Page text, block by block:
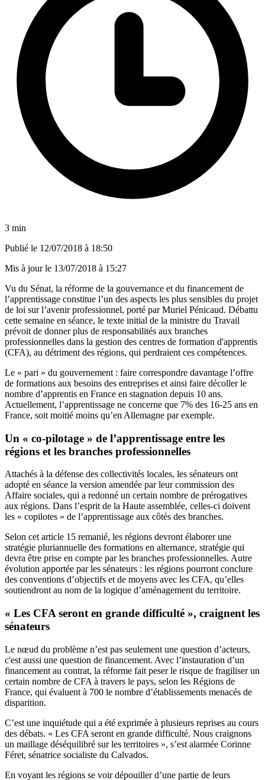
3 min
Publié le 12/07/2018 à 18:50
Mis à jour le 13/07/2018 à 15:27
Vu du Sénat, la réforme de la gouvernance et du financement de
l’apprentissage constitue l’un des aspects les plus sensibles du projet
de loi sur l’avenir professionnel, porté par Muriel Pénicaud. Débattu
cette semaine en séance, le texte initial de la ministre du Travail
prévoit de donner plus de responsabilités aux branches
professionnelles dans la gestion des centres de formation d'apprentis
(CFA), au détriment des régions, qui perdraient ces compétences.
Le « pari » du gouvernement : faire correspondre davantage l’offre
de formations aux besoins des entreprises et ainsi faire décoller le
nombre d’apprentis en France en stagnation depuis 10 ans.
Actuellement, l’apprentissage ne concerne que 7% des 16-25 ans en
France, soit moitié moins qu’en Allemagne par exemple.
Un « co-pilotage » de l’apprentissage entre les
régions et les branches professionnelles
Attachés à la défense des collectivités locales, les sénateurs ont
adopté en séance la version amendée par leur commission des
Affaire sociales, qui a redonné un certain nombre de prérogatives
aux régions. Dans l’esprit de la Haute assemblée, celles-ci doivent
les « copilotes » de l’apprentissage aux côtés des branches.
Selon cet article 15 remanié, les régions devront élaborer une
stratégie pluriannuelle des formations en alternance, stratégie qui
devra être prise en compte par les branches professionnelles. Autre
évolution apportée par les sénateurs : les régions pourront conclure
des conventions d’objectifs et de moyens avec les CFA, qu’elles
soutiendront au nom de la logique d’aménagement du territoire.
« Les CFA seront en grande difficulté », craignent les
sénateurs
Le nœud du problème n’est pas seulement une question d’acteurs,
c'est aussi une question de financement. Avec l’instauration d’un
financement au contrat, la réforme fait peser le risque de fragiliser un
certain nombre de CFA à travers le pays, selon les Régions de
France, qui évaluent à 700 le nombre d’établissements menacés de
disparition.
C’est une inquiétude qui a été exprimée à plusieurs reprises au cours
des débats. « Les CFA seront en grande difficulté. Nous craignons
un maillage déséquilibré sur les territoires », s’est alarmée Corinne
Féret, sénatrice socialiste du Calvados.
En voyant les régions se voir dépouiller d’une partie de leurs